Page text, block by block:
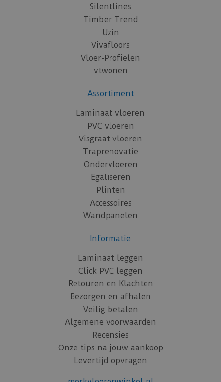
Silentlines
Timber Trend
Uzin
Vivafloors
Vloer-Profielen
vtwonen
Assortiment
Laminaat vloeren
PVC vloeren
Visgraat vloeren
Traprenovatie
Ondervloeren
Egaliseren
Plinten
Accessoires
Wandpanelen
Informatie
Laminaat leggen
Click PVC leggen
Retouren en Klachten
Bezorgen en afhalen
Veilig betalen
Algemene voorwaarden
Recensies
Onze tips na jouw aankoop
Levertijd opvragen